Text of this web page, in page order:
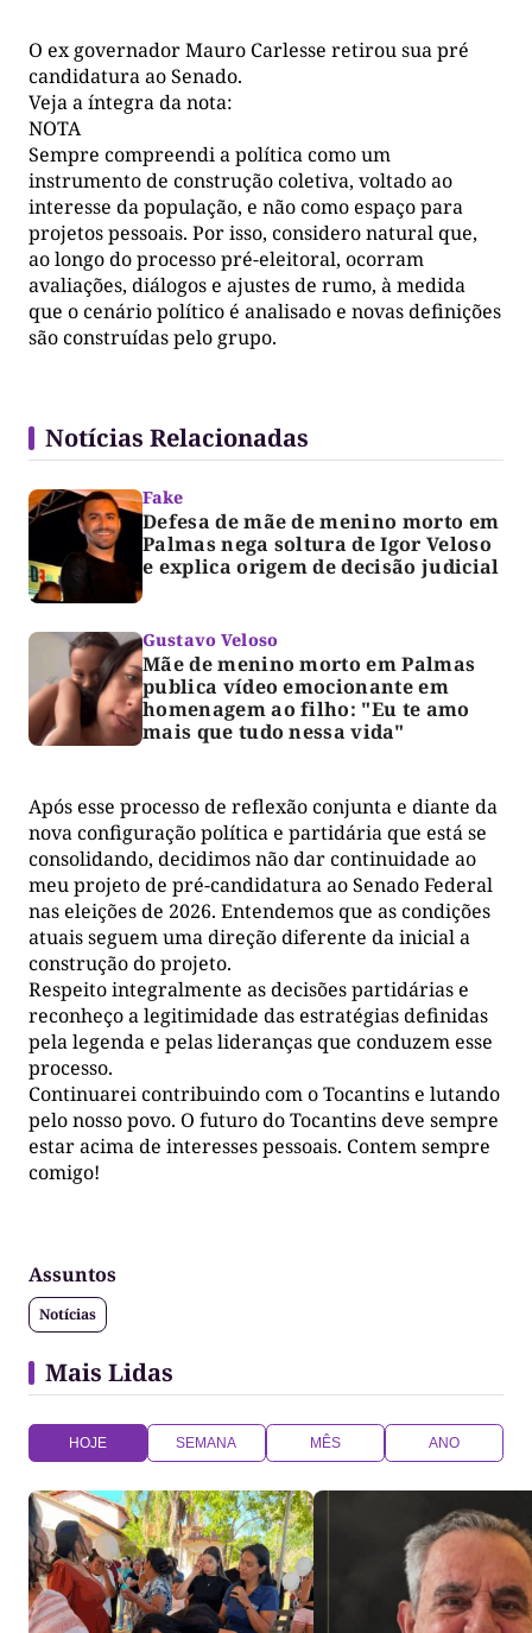
O ex governador Mauro Carlesse retirou sua pré
candidatura ao Senado.
Veja a íntegra da nota:
NOTA
Sempre compreendi a política como um
instrumento de construção coletiva, voltado ao
interesse da população, e não como espaço para
projetos pessoais. Por isso, considero natural que,
ao longo do processo pré-eleitoral, ocorram
avaliações, diálogos e ajustes de rumo, à medida
que o cenário político é analisado e novas definições
são construídas pelo grupo.
Notícias Relacionadas
Fake
Defesa de mãe de menino morto em
Palmas nega soltura de Igor Veloso
e explica origem de decisão judicial
Gustavo Veloso
Mãe de menino morto em Palmas
publica vídeo emocionante em
homenagem ao filho: "Eu te amo
mais que tudo nessa vida"
Após esse processo de reflexão conjunta e diante da
nova configuração política e partidária que está se
consolidando, decidimos não dar continuidade ao
meu projeto de pré-candidatura ao Senado Federal
nas eleições de 2026. Entendemos que as condições
atuais seguem uma direção diferente da inicial a
construção do projeto.
Respeito integralmente as decisões partidárias e
reconheço a legitimidade das estratégias definidas
pela legenda e pelas lideranças que conduzem esse
processo.
Continuarei contribuindo com o Tocantins e lutando
pelo nosso povo. O futuro do Tocantins deve sempre
estar acima de interesses pessoais. Contem sempre
comigo!
Assuntos
Notícias
Mais Lidas
HOJE SEMANA MÊS ANO